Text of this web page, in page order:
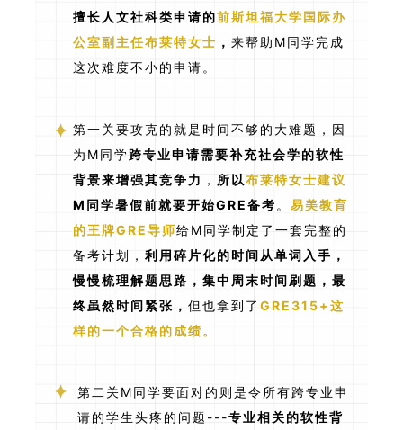
擅长人文社科类申请的前斯坦福大学国际办
公室副主任布莱特女士 ，来帮助M同学完成
这次难度不小的申请。
第一关要攻克的就是时间不够的大难题，因
为M同学跨专业申请需要补充社会学的软性
背景来增强其竞争力 ， 所以布莱特女士建议
M同学暑假前就要开始GRE备考 。易美教育
的王牌GRE导师给M同学制定了一套完整的
备考计划，利用碎片化的时间从单词入手，
慢慢梳理解题思路，集中周末时间刷题，最
终虽然时间紧张，但也拿到了GRE315+这
样的一个合格的成绩。
第二关M同学要面对的则是令所有跨专业申
请的学生头疼的问题---专业相关的软性背